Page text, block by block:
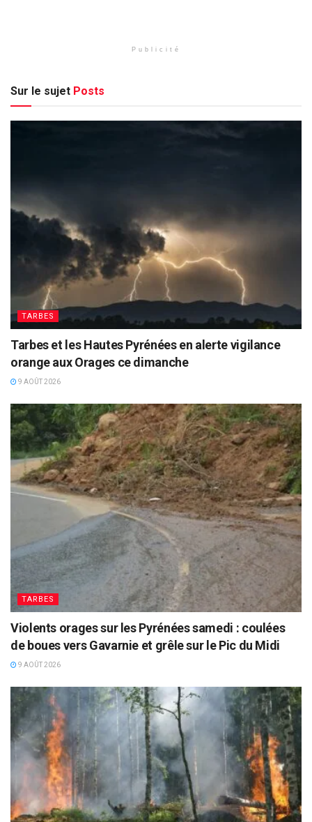
Publicité
Sur le sujet Posts
TARBES
Tarbes et les Hautes Pyrénées en alerte vigilance
orange aux Orages ce dimanche
9 AOÛT 2026
TARBES
Violents orages sur les Pyrénées samedi : coulées
de boues vers Gavarnie et grêle sur le Pic du Midi
9 AOÛT 2026